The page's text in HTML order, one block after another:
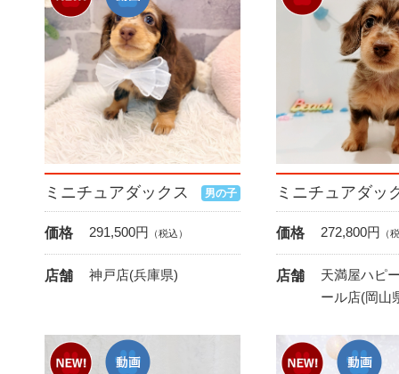
ミニチュアダックス 男の子
価格 291,500円 （税込）
店舗 神戸店(兵庫県)
ミニチュアダッ
価格 272,800円 （
店舗
天満屋ハピ
ール店(岡山